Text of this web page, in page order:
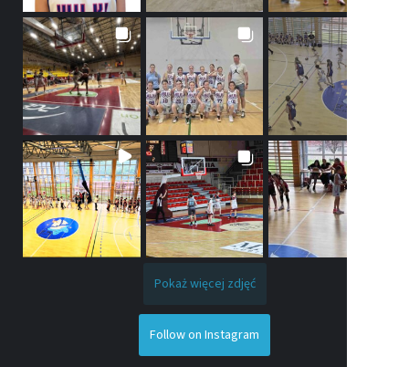
Pokaż więcej zdjęć
Follow on Instagram